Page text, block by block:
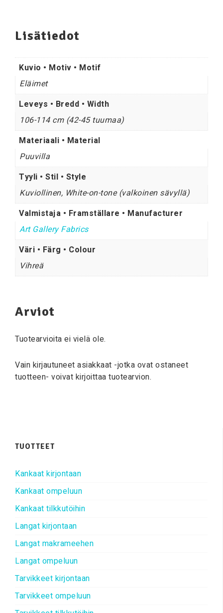
Lisätiedot
Kuvio • Motiv • Motif
Eläimet
Leveys • Bredd • Width
106-114 cm (42-45 tuumaa)
Materiaali • Material
Puuvilla
Tyyli • Stil • Style
Kuviollinen, White-on-tone (valkoinen sävyllä)
Valmistaja • Framställare • Manufacturer
Art Gallery Fabrics
Väri • Färg • Colour
Vihreä
Arviot
Tuotearvioita ei vielä ole.
Vain kirjautuneet asiakkaat -jotka ovat ostaneet
tuotteen- voivat kirjoittaa tuotearvion.
TUOTTEET
Kankaat kirjontaan
Kankaat ompeluun
Kankaat tilkkutöihin
Langat kirjontaan
Langat makrameehen
Langat ompeluun
Tarvikkeet kirjontaan
Tarvikkeet ompeluun